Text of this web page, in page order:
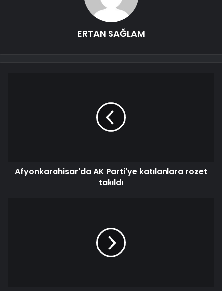
ERTAN SAĞLAM
Afyonkarahisar'da AK Parti'ye katılanlara rozet
takıldı